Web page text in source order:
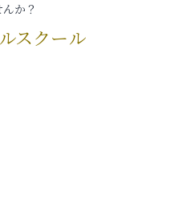
か？
スクール